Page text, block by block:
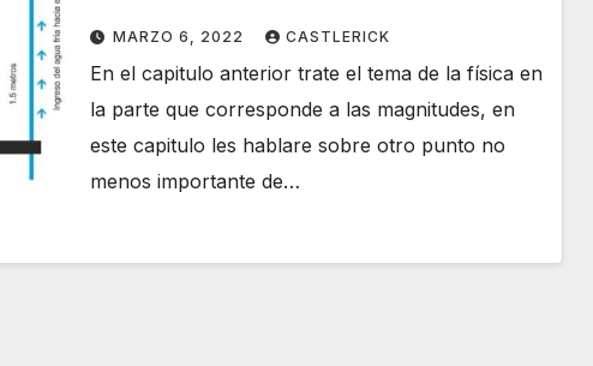
MARZO 6, 2022 CASTLERICK
En el capitulo anterior trate el tema de la física en
la parte que corresponde a las magnitudes, en
este capitulo les hablare sobre otro punto no
menos importante de…